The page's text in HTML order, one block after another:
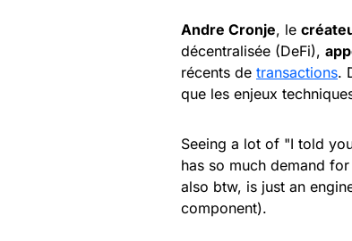
Andre Cronje, le
décentralisée (DeFi),
récents de transactions.
que les enjeux
Seeing a lot of "I told
has so much demand
also btw, is just an
component).